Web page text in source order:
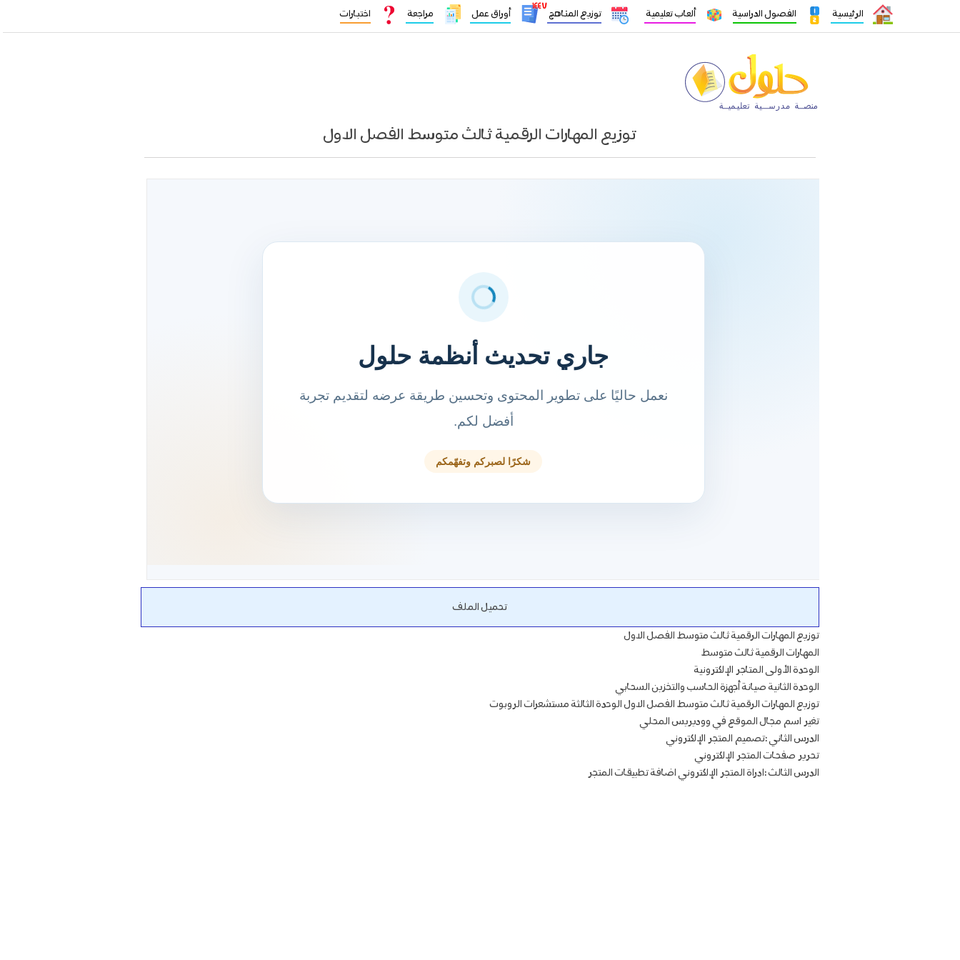
الرئيسية الفصول الدراسية ألعاب تعليمية توزيع المناهج
١٤٤٧
أوراق عمل مراجعة اختبارات
توزيع المهارات الرقمية ثالث متوسط الفصل الاول
تحميل الملف
توزيع المهارات الرقمية ثالث متوسط الفصل الاول
المهارات الرقمية ثالث متوسط
الوحدة الأولى المتاجر الإلكترونية
الوحدة الثانية صيانة أجهزة الحاسب والتخزين السحابي
توزيع المهارات الرقمية ثالث متوسط الفصل الاول الوحدة الثالثة مستشعرات الروبوت
تغير اسم مجال الموقع في ووديريس المحلي
الدرس الثاني :تصميم المتجر الإلكتروني
تحرير صفحات المتجر الإلكتروني
الدرس الثالث :ادراة المتجر الإلكتروني اضافة تطبيقات المتجر